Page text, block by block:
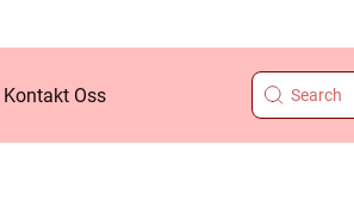
Kontakt Oss